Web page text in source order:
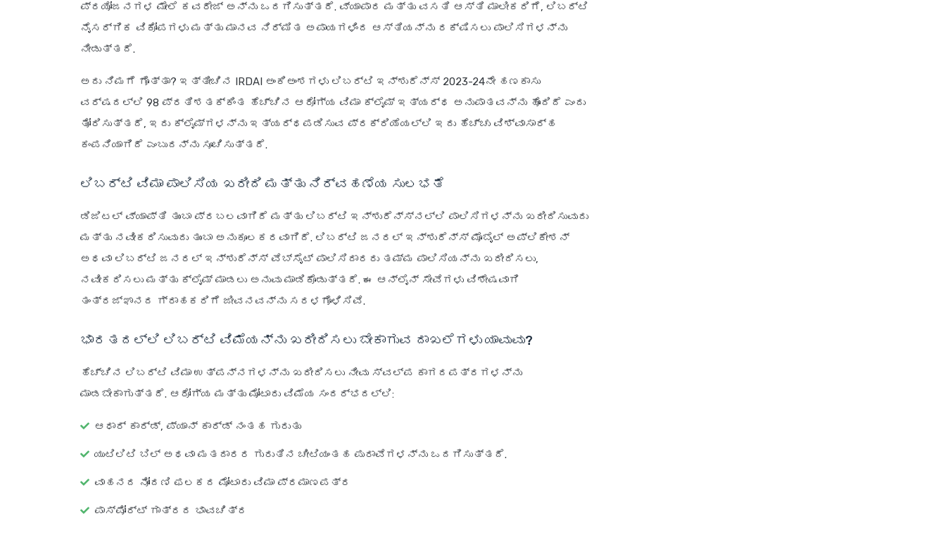
ಪ್ರಯೋಜನಗಳ ಮೇಲೆ ಕವರೇಜ್ ಅನ್ನು ಒದಗಿಸುತ್ತದೆ. ವ್ಯಾಪಾರ ಮತ್ತು ವಸತಿ ಆಸ್ತಿ ಮಾಲೀಕರಿಗೆ, ಲಿಬರ್ಟಿ
ನೈಸರ್ಗಿಕ ವಿಕೋಪಗಳು ಮತ್ತು ಮಾನವ ನಿರ್ಮಿತ ಅಪಾಯಗಳಿಂದ ಆಸ್ತಿಯನ್ನು ರಕ್ಷಿಸಲು ಪಾಲಿಸಿಗಳನ್ನು
ನೀಡುತ್ತದೆ.
ಅದು ನಿಮಗೆ ಗೊತ್ತಾ? ಇತ್ತೀಚಿನ IRDAI ಅಂಕಿಅಂಶಗಳು ಲಿಬರ್ಟಿ ಇನ್ಶುರೆನ್ಸ್ 2023-24ನೇ ಹಣಕಾಸು
ವರ್ಷದಲ್ಲಿ 98 ಪ್ರತಿಶತಕ್ಕಿಂತ ಹೆಚ್ಚಿನ ಆರೋಗ್ಯ ವಿಮಾ ಕ್ಲೈಮ್ ಇತ್ಯರ್ಥ ಅನುಪಾತವನ್ನು ಹೊಂದಿದೆ ಎಂದು
ತೋರಿಸುತ್ತದೆ, ಇದು ಕ್ಲೈಮ್‌ಗಳನ್ನು ಇತ್ಯರ್ಥಪಡಿಸುವ ಪ್ರಕ್ರಿಯೆಯಲ್ಲಿ ಇದು ಹೆಚ್ಚು ವಿಶ್ವಾಸಾರ್ಹ
ಕಂಪನಿಯಾಗಿದೆ ಎಂಬುದನ್ನು ಸೂಚಿಸುತ್ತದೆ.
ಲಿಬರ್ಟಿ ವಿಮಾ ಪಾಲಿಸಿಯ ಖರೀದಿ ಮತ್ತು ನಿರ್ವಹಣೆಯ ಸುಲಭತೆ
ಡಿಜಿಟಲ್ ವ್ಯಾಪ್ತಿ ತುಂಬಾ ಪ್ರಬಲವಾಗಿದೆ ಮತ್ತು ಲಿಬರ್ಟಿ ಇನ್ಶುರೆನ್ಸ್‌ನಲ್ಲಿ ಪಾಲಿಸಿಗಳನ್ನು ಖರೀದಿಸುವುದು
ಮತ್ತು ನವೀಕರಿಸುವುದು ತುಂಬಾ ಅನುಕೂಲಕರವಾಗಿದೆ. ಲಿಬರ್ಟಿ ಜನರಲ್ ಇನ್ಶುರೆನ್ಸ್ ಮೊಬೈಲ್ ಅಪ್ಲಿಕೇಶನ್
ಅಥವಾ ಲಿಬರ್ಟಿ ಜನರಲ್ ಇನ್ಶುರೆನ್ಸ್ ವೆಬ್‌ಸೈಟ್ ಪಾಲಿಸಿದಾರರು ತಮ್ಮ ಪಾಲಿಸಿಯನ್ನು ಖರೀದಿಸಲು,
ನವೀಕರಿಸಲು ಮತ್ತು ಕ್ಲೈಮ್ ಮಾಡಲು ಅನುವು ಮಾಡಿಕೊಡುತ್ತದೆ. ಈ ಆನ್‌ಲೈನ್ ಸೇವೆಗಳು ವಿಶೇಷವಾಗಿ
ತಂತ್ರಜ್ಞಾನದ ಗ್ರಾಹಕರಿಗೆ ಜೀವನವನ್ನು ಸರಳಗೊಳಿಸಿವೆ.
ಭಾರತದಲ್ಲಿ ಲಿಬರ್ಟಿ ವಿಮೆಯನ್ನು ಖರೀದಿಸಲು ಬೇಕಾಗುವ ದಾಖಲೆಗಳು ಯಾವುವು?
ಹೆಚ್ಚಿನ ಲಿಬರ್ಟಿ ವಿಮಾ ಉತ್ಪನ್ನಗಳನ್ನು ಖರೀದಿಸಲು ನೀವು ಸ್ವಲ್ಪ ಕಾಗದಪತ್ರಗಳನ್ನು
ಮಾಡಬೇಕಾಗುತ್ತದೆ. ಆರೋಗ್ಯ ಮತ್ತು ಮೋಟಾರು ವಿಮೆಯ ಸಂದರ್ಭದಲ್ಲಿ:
ಆಧಾರ್ ಕಾರ್ಡ್, ಪ್ಯಾನ್ ಕಾರ್ಡ್ ನಂತಹ ಗುರುತು
ಯುಟಿಲಿಟಿ ಬಿಲ್ ಅಥವಾ ಮತದಾರರ ಗುರುತಿನ ಚೀಟಿಯಂತಹ ಪುರಾವೆಗಳನ್ನು ಒದಗಿಸುತ್ತದೆ.
ವಾಹನದ ನೋಂದಣಿ ಫಲಕದ ಮೋಟಾರು ವಿಮಾ ಪ್ರಮಾಣಪತ್ರ
ಪಾಸ್‌ಪೋರ್ಟ್ ಗಾತ್ರದ ಭಾವಚಿತ್ರ